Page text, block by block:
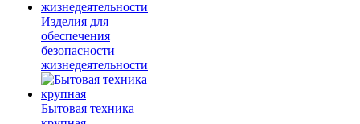
Изделия для
обеспечения
безопасности
жизнедеятельности
Бытовая техника